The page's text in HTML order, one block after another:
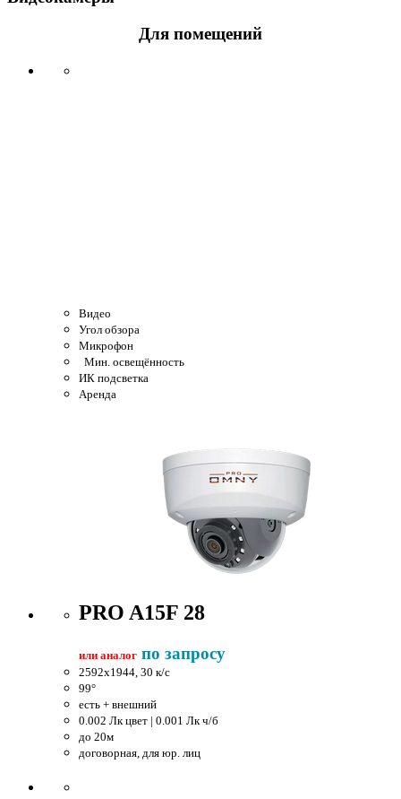
Для помещений
Видео
Угол обзора
Микрофон
Мин. освещённость
ИК подсветка
Аренда
PRO A15F 28
или аналог по запросу
2592x1944, 30 к/c
99°
есть + внешний
0.002 Лк цвет | 0.001 Лк ч/б
до 20м
договорная, для юр. лиц